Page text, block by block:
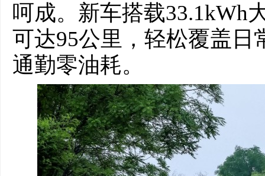
呵成。新车搭载33.1kWh
可达95公里，轻松覆盖
通勤零油耗。